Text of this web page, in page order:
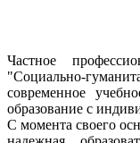
Частное
"Социально-
современное
образование с
С момента своего